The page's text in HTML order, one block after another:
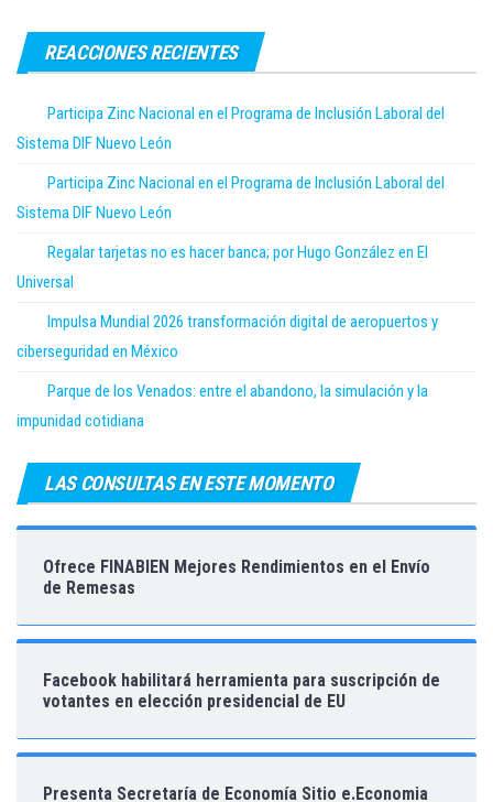
REACCIONES RECIENTES
Participa Zinc Nacional en el Programa de Inclusión Laboral del
Sistema DIF Nuevo León
Participa Zinc Nacional en el Programa de Inclusión Laboral del
Sistema DIF Nuevo León
Regalar tarjetas no es hacer banca; por Hugo González en El
Universal
Impulsa Mundial 2026 transformación digital de aeropuertos y
ciberseguridad en México
Parque de los Venados: entre el abandono, la simulación y la
impunidad cotidiana
LAS CONSULTAS EN ESTE MOMENTO
Ofrece FINABIEN Mejores Rendimientos en el Envío
de Remesas
Facebook habilitará herramienta para suscripción de
votantes en elección presidencial de EU
Presenta Secretaría de Economía Sitio e.Economia